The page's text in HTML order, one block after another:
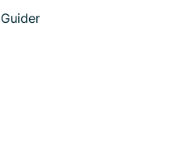
Guider